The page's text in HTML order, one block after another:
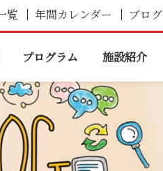
覧 年間カレンダー ブログ
プログラム 施設紹介